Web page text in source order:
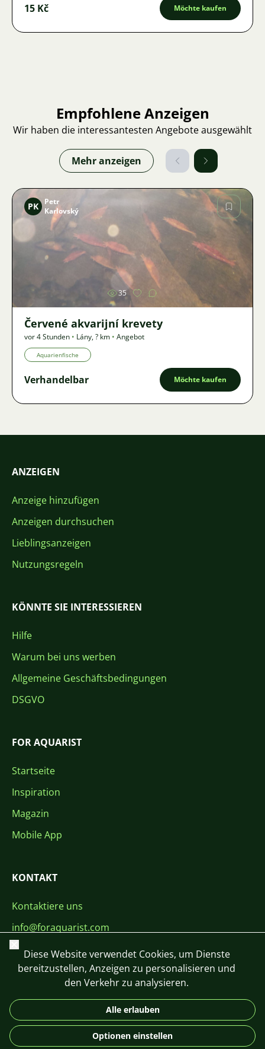
15 Kč Möchte kaufen
Empfohlene Anzeigen
Wir haben die interessantesten Angebote ausgewählt
Mehr anzeigen
Bild
PK
Petr
Karlovský
35
Červené akvarijní krevety
vor 4 Stunden • Lány,? km • Angebot
Aquarienfische
Verhandelbar Möchte kaufen
ANZEIGEN
Anzeige hinzufügen
Anzeigen durchsuchen
Lieblingsanzeigen
Nutzungsregeln
KÖNNTE SIE INTERESSIEREN
Hilfe
Warum bei uns werben
Allgemeine Geschäftsbedingungen
DSGVO
FOR AQUARIST
Startseite
Inspiration
Magazin
Mobile App
KONTAKT
Kontaktiere uns
info@foraquarist.com
+420 603 449 602
DE
© 2026 For Aquarist
Schließen
Diese Website verwendet Cookies, um Dienste
bereitzustellen, Anzeigen zu personalisieren und
den Verkehr zu analysieren.
Alle erlauben
Optionen einstellen